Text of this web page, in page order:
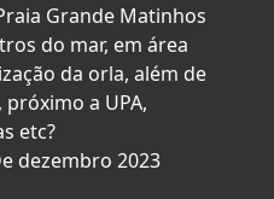
Grande Matinhos
do mar, em área
da orla, além de
a UPA,
etc?
dezembro 2023